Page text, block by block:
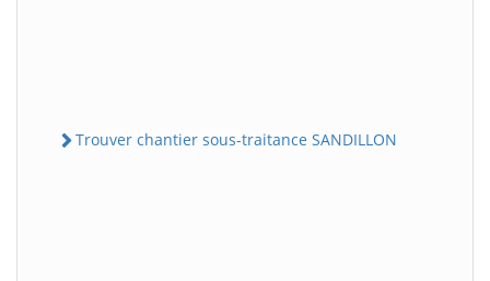
Trouver chantier sous-traitance SANDILLON